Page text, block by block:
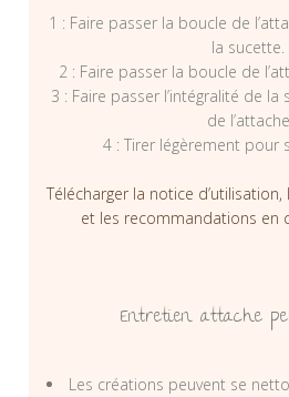
1 : Faire passer la boucle de
la sucette.
2 : Faire passer la boucle de
3 : Faire passer l’intégralité de
de l’attache
4 : Tirer légèrement pour
Télécharger la notice
et les recommandations en
Entretien attache
Les créations peuvent se